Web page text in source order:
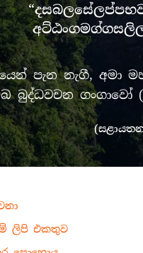
පැන නැගී,
බුද්ධවචන
ලිපි එකතුව